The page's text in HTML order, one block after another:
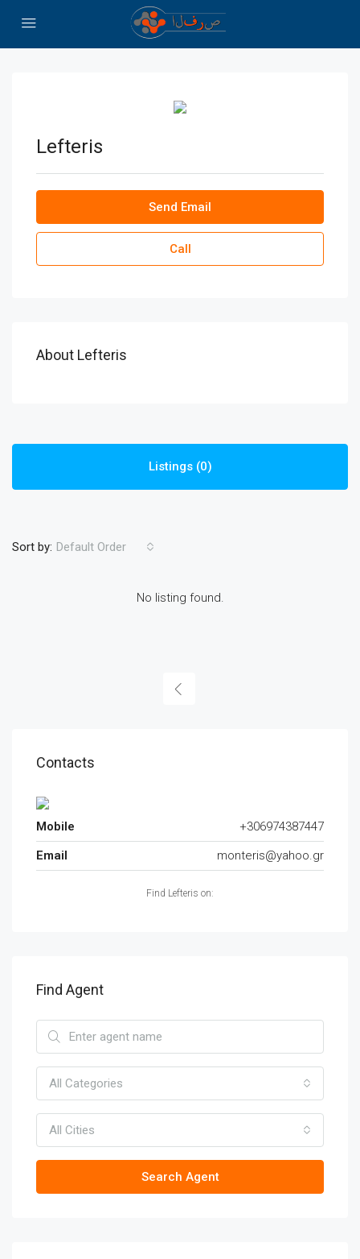
Lefteris
Send Email
Call
About Lefteris
Listings (0)
Sort by: Default Order
No listing found.
Contacts
Mobile
+306974387447
Email
monteris@yahoo.gr
Find Lefteris on:
Find Agent
All Categories
All Cities
Search Agent